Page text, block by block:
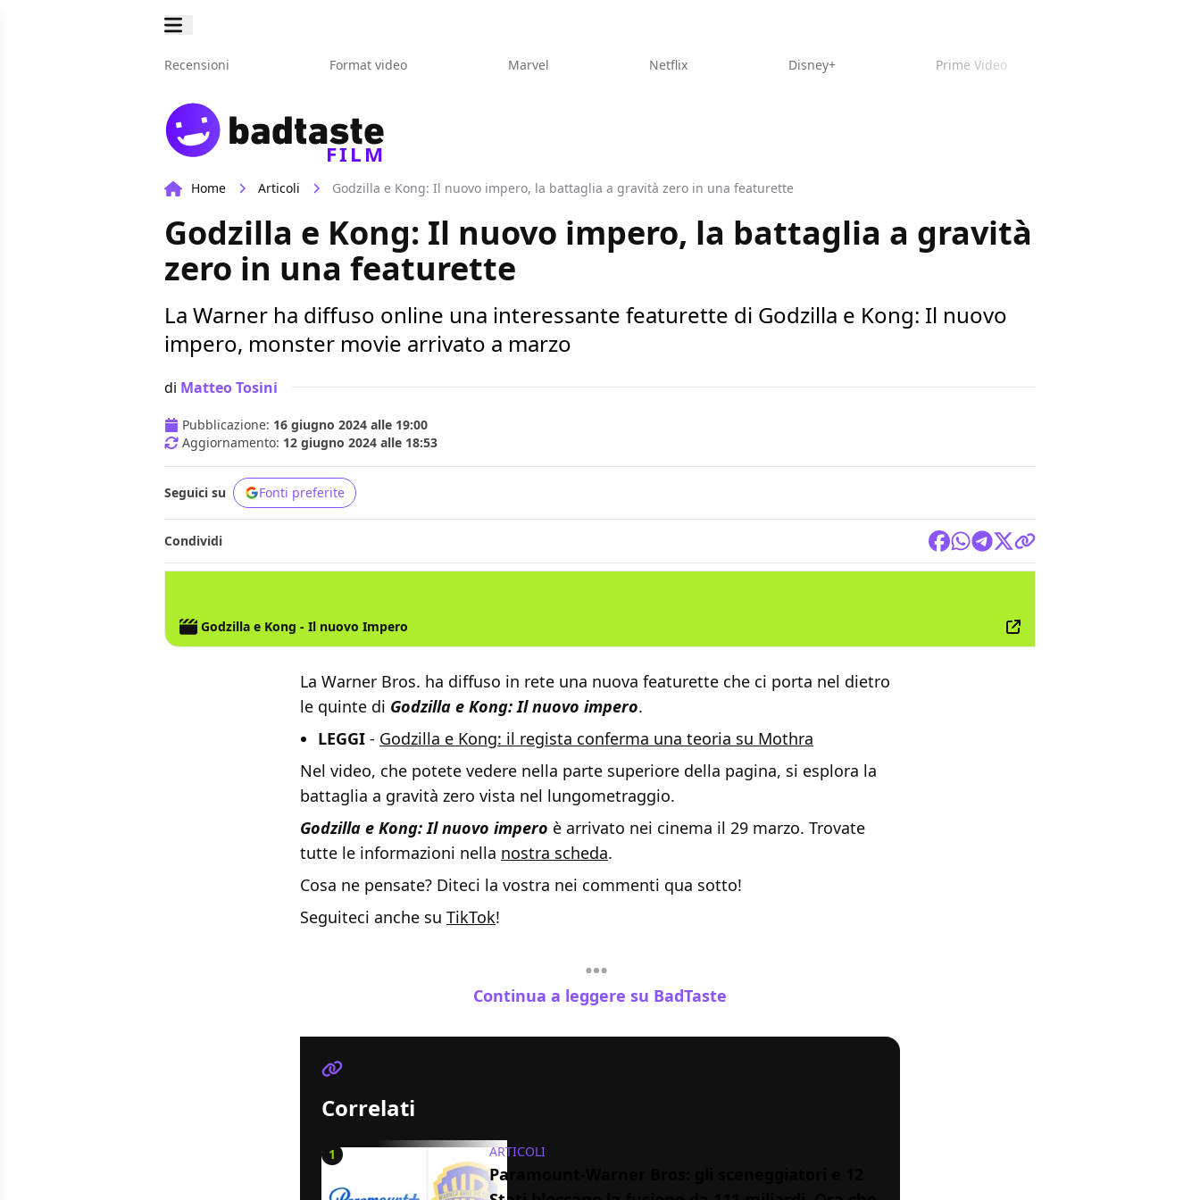
Recensioni Format video Marvel Netflix Disney+ Prime Video
FILM
Home Articoli Godzilla e Kong: Il nuovo impero, la battaglia a gravità zero in una featurette
Godzilla e Kong: Il nuovo impero, la battaglia a gravità
zero in una featurette
La Warner ha diffuso online una interessante featurette di Godzilla e Kong: Il nuovo
impero, monster movie arrivato a marzo
di Matteo Tosini
Pubblicazione: 16 giugno 2024 alle 19:00
Aggiornamento: 12 giugno 2024 alle 18:53
Seguici su Fonti preferite
Condividi
Godzilla e Kong - Il nuovo Impero
La Warner Bros. ha diffuso in rete una nuova featurette che ci porta nel dietro
le quinte di Godzilla e Kong: Il nuovo impero.
LEGGI - Godzilla e Kong: il regista conferma una teoria su Mothra
Nel video, che potete vedere nella parte superiore della pagina, si esplora la
battaglia a gravità zero vista nel lungometraggio.
Godzilla e Kong: Il nuovo impero è arrivato nei cinema il 29 marzo. Trovate
tutte le informazioni nella nostra scheda.
Cosa ne pensate? Diteci la vostra nei commenti qua sotto!
Seguiteci anche su TikTok!
Continua a leggere su BadTaste
Correlati
1 ARTICOLI
Paramount-Warner Bros: gli sceneggiatori e 12